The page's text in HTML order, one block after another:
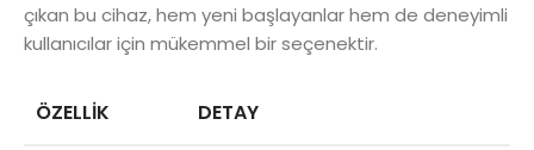
çıkan bu cihaz, hem yeni başlayanlar hem de deneyimli
kullanıcılar için mükemmel bir seçenektir.
ÖZELLIK DETAY